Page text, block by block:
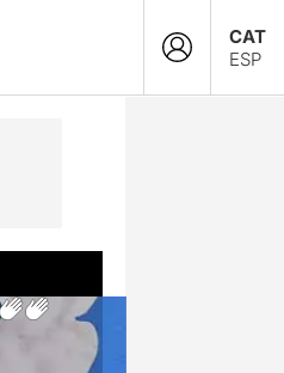
CAT
ESP